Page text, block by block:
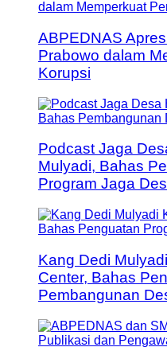
ABPEDNAS
Prabowo dalam
Korupsi
Podcast Jaga
Mulyadi, Bahas
Program Jaga
Kang Dedi
Center, Bahas
Pembangunan